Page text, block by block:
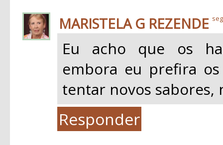
MARISTELA G REZENDE
Eu acho que os
embora eu prefira
tentar novos sabores,
Responder